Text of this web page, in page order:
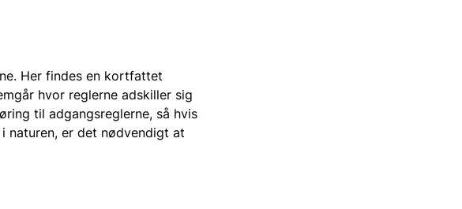
Jagt
Her findes en kortfattet
hvor reglerne adskiller sig
til adgangsreglerne, så hvis
naturen, er det nødvendigt at